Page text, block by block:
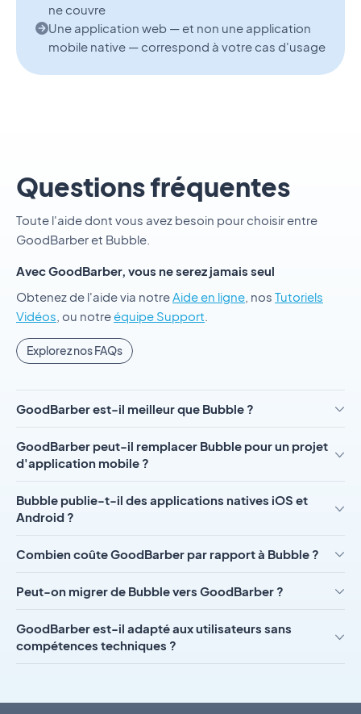
ne couvre
Une application web — et non une application
mobile native — correspond à votre cas d'usage
Questions fréquentes
Toute l'aide dont vous avez besoin pour choisir entre
GoodBarber et Bubble.
Avec GoodBarber, vous ne serez jamais seul
Obtenez de l'aide via notreAide en ligne , nos Tutoriels
Vidéos , ou notreéquipe Support
Explorez nos FAQs
GoodBarber est-il meilleur que Bubble ?
GoodBarber peut-il remplacer Bubble pour un projet
d'application mobile ?
Bubble publie-t-il des applications natives iOS et
Android ?
Combien coûte GoodBarber par rapport à Bubble ?
Peut-on migrer de Bubble vers GoodBarber ?
GoodBarber est-il adapté aux utilisateurs sans
compétences techniques ?